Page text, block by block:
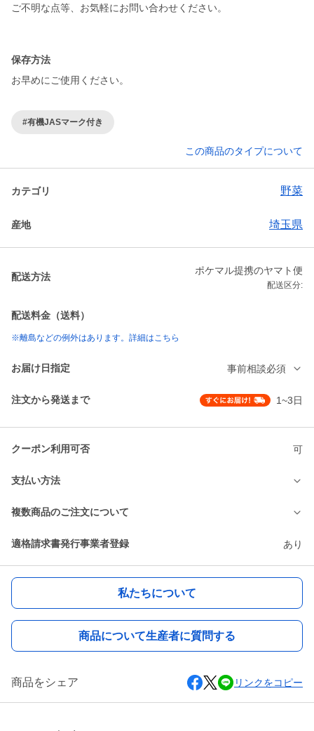
ご不明な点等、お気軽にお問い合わせください。
保存方法
お早めにご使用ください。
#有機JASマーク付き
この商品のタイプについて
カテゴリ 野菜
産地 埼玉県
配送方法
ポケマル提携のヤマト便
配送区分:
配送料金（送料）
※離島などの例外はあります。詳細はこちら
お届け日指定 事前相談必須
注文から発送まで 1~3日
クーポン利用可否 可
支払い方法
複数商品のご注文について
適格請求書発行事業者登録 あり
私たちについて
商品について生産者に質問する
商品をシェア リンクをコピー